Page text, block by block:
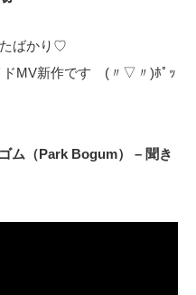
ばかり♡
MV新作です (〃▽〃)ﾎﾟｯ
ム（Park Bogum） – 聞き